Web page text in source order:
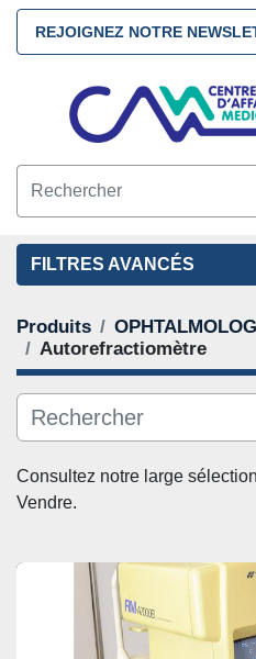
REJOIGNEZ NOTRE
FILTRES AVANCÉS
FILTRES (3)
Autoréfractiomètre
CATÉGORIE
Produits
Autorefractiomètre
Trier
Consultez notre large
Vendre.